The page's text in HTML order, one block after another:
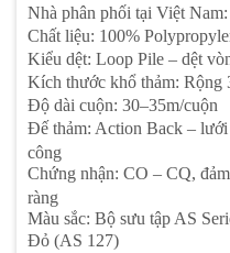
Nhà phân phối tại Việt
Chất liệu: 100%
Kiểu dệt: Loop Pile – dệt
Kích thước khổ thảm: Rộng
Độ dài cuộn: 30–35m/cuộn
Đế thảm: Action Back – lưới
công
Chứng nhận: CO – CQ,
ràng
Màu sắc: Bộ sưu tập AS
Đỏ (AS 127)